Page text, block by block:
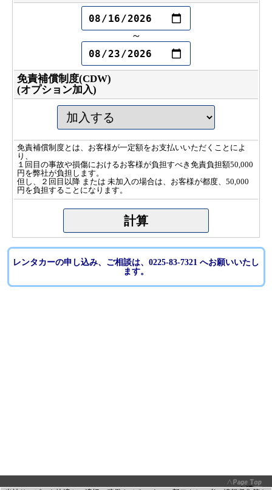
～
免責補償制度(CDW)
(オプション加入)
免責補償制度とは、お客様が一定額をお支払いいただくことによ
り、
１回目の事故や損傷におけるお客様が負担すべき免責負担額50,000
円を弊社が負担します。
但し、２回目以降 または 未加入の場合は、お客様が都度、50,000
円を負担することになります。
レンタカーの申し込み、ご相談は、0225-83-7321 へお願いいたし
ます。